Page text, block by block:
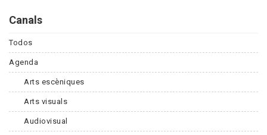
Canals
Todos
Agenda
Arts escèniques
Arts visuals
Audiovisual